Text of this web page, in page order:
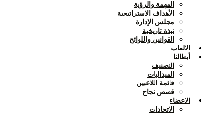
المهمة والرؤية
الأهداف الاستراتيجية
مجلس الإدارة
نبذة تاريخية
القوانين واللوائح
الالعاب
أبطالنا
التصنيف
الميداليات
قائمة اللاعبين
قصص نجاح
الاعضاء
الاتحادات